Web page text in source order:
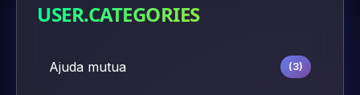
USER.CATEGORIES
Ajuda mutua (3)